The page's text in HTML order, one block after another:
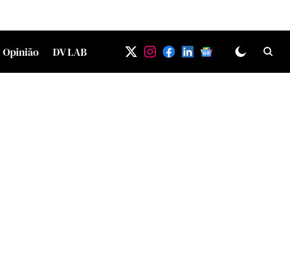
Opinião DV LAB